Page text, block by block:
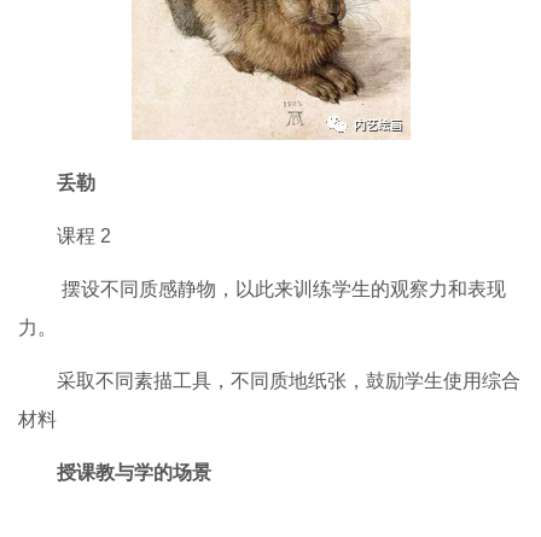
丢勒
课程 2
摆设不同质感静物，以此来训练学生的观察力和表现
力。
采取不同素描工具，不同质地纸张，鼓励学生使用综合
材料
授课教与学的场景